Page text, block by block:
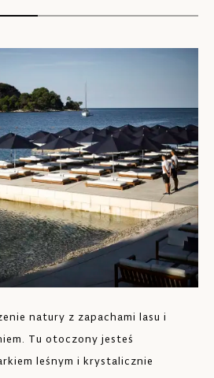
natury z zapachami lasu i
Tu otoczony jesteś
leśnym i krystalicznie